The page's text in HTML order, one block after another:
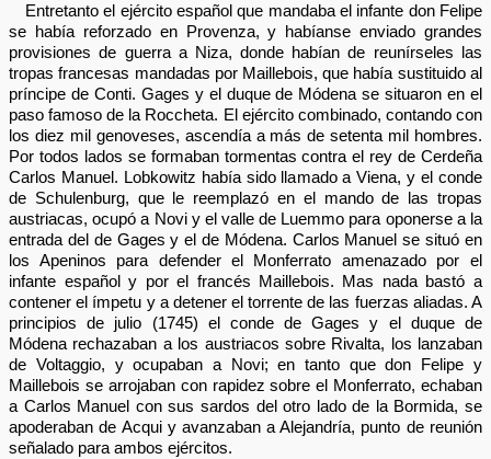
Entretanto el ejército español que mandaba el infante don Felipe
se había reforzado en Provenza, y habíanse enviado grandes
provisiones de guerra a Niza, donde habían de reunírseles las
tropas francesas mandadas por Maillebois, que había sustituido al
príncipe de Conti. Gages y el duque de Módena se situaron en el
paso famoso de la Roccheta. El ejército combinado, contando con
los diez mil genoveses, ascendía a más de setenta mil hombres.
Por todos lados se formaban tormentas contra el rey de Cerdeña
Carlos Manuel. Lobkowitz había sido llamado a Viena, y el conde
de Schulenburg, que le reemplazó en el mando de las tropas
austriacas, ocupó a Novi y el valle de Luemmo para oponerse a la
entrada del de Gages y el de Módena. Carlos Manuel se situó en
los Apeninos para defender el Monferrato amenazado por el
infante español y por el francés Maillebois. Mas nada bastó a
contener el ímpetu y a detener el torrente de las fuerzas aliadas. A
principios de julio (1745) el conde de Gages y el duque de
Módena rechazaban a los austriacos sobre Rivalta, los lanzaban
de Voltaggio, y ocupaban a Novi; en tanto que don Felipe y
Maillebois se arrojaban con rapidez sobre el Monferrato, echaban
a Carlos Manuel con sus sardos del otro lado de la Bormida, se
apoderaban de Acqui y avanzaban a Alejandría, punto de reunión
señalado para ambos ejércitos.